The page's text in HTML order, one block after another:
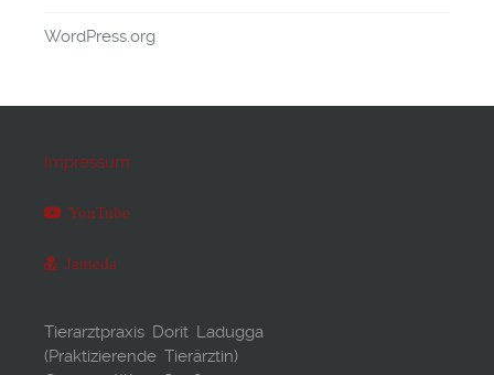
WordPress.org
Impressum
YouTube
Jameda
Tierarztpraxis Dorit Ladugga
(Praktizierende Tierärztin)